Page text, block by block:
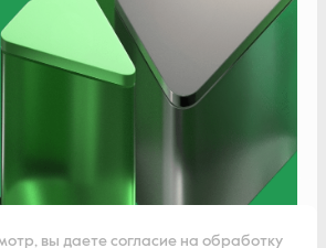
вы даете согласие на обработку